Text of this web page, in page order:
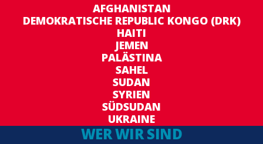
AFGHANISTAN
DEMOKRATISCHE REPUBLIC KONGO (DRK)
HAITI
JEMEN
PALÄSTINA
SAHEL
SUDAN
SYRIEN
SÜDSUDAN
UKRAINE
WER WIR SIND